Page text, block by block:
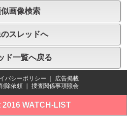
画像検索
スレッドへ
ド一覧へ戻る
バシーポリシー
広告掲載
除依頼 捜査関係事項照会
WATCH-LIST